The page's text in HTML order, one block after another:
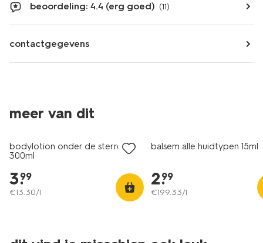
beoordeling: 4.4 (erg goed) (11)
contactgegevens
meer van dit
bodylotion onder de sterren
300ml
3.
99
€13.30/l
balsem alle huidtypen 15ml
2.
99
€199.33/l